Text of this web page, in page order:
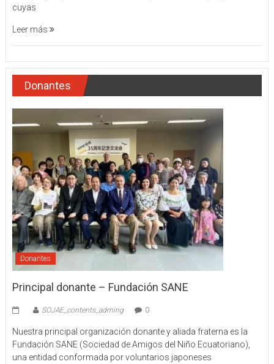
cuyas
Leer más
Donantes
Donantes
Principal donante – Fundación SANE
SOJAE_contents_adming 0
Nuestra principal organización donante y aliada fraterna es la
Fundación SANE (Sociedad de Amigos del Niño Ecuatoriano),
una entidad conformada por voluntarios japoneses